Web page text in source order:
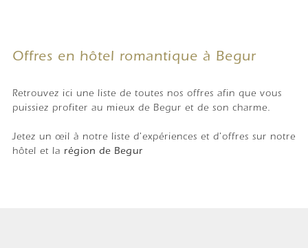
Offres en hôtel romantique à Begur
Retrouvez ici une liste de toutes nos offres afin que vous
puissiez profiter au mieux de Begur et de son charme.
Jetez un œil à notre liste d'expériences et d'offres sur notre
hôtel et la région de Begur